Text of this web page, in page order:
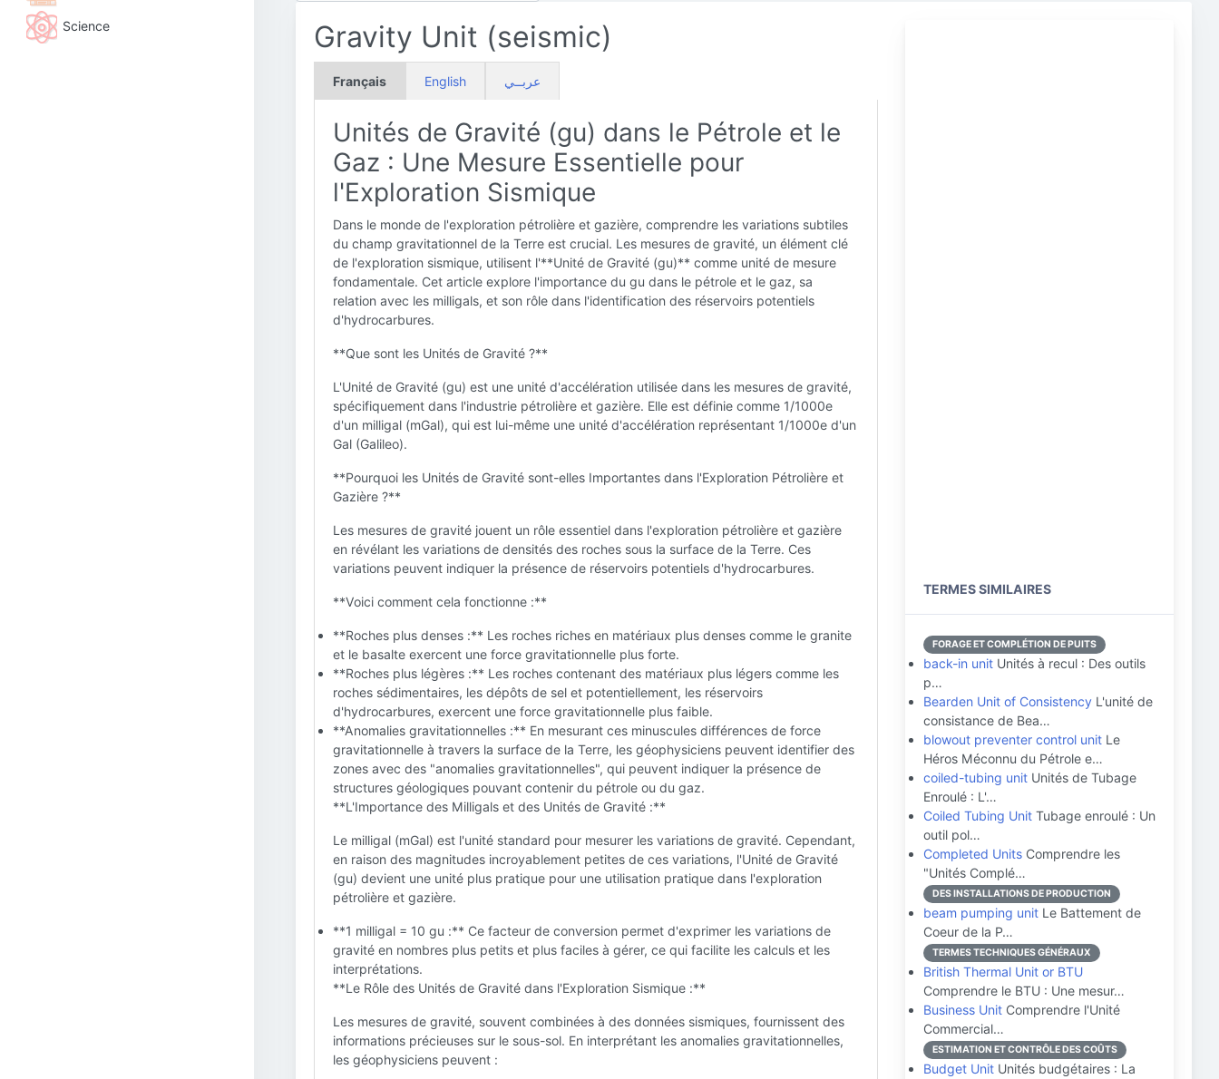
Science Gravity Unit (seismic)
Français English عربــي
Unités de Gravité (gu) dans le Pétrole et le
Gaz : Une Mesure Essentielle pour
l'Exploration Sismique
Dans le monde de l'exploration pétrolière et gazière, comprendre les variations subtiles
du champ gravitationnel de la Terre est crucial. Les mesures de gravité, un élément clé
de l'exploration sismique, utilisent l'**Unité de Gravité (gu)** comme unité de mesure
fondamentale. Cet article explore l'importance du gu dans le pétrole et le gaz, sa
relation avec les milligals, et son rôle dans l'identification des réservoirs potentiels
d'hydrocarbures.
**Que sont les Unités de Gravité ?**
L'Unité de Gravité (gu) est une unité d'accélération utilisée dans les mesures de gravité,
spécifiquement dans l'industrie pétrolière et gazière. Elle est définie comme 1/1000e
d'un milligal (mGal), qui est lui-même une unité d'accélération représentant 1/1000e d'un
Gal (Galileo).
**Pourquoi les Unités de Gravité sont-elles Importantes dans l'Exploration Pétrolière et
Gazière ?**
Les mesures de gravité jouent un rôle essentiel dans l'exploration pétrolière et gazière
en révélant les variations de densités des roches sous la surface de la Terre. Ces
variations peuvent indiquer la présence de réservoirs potentiels d'hydrocarbures.
**Voici comment cela fonctionne :**
**Roches plus denses :** Les roches riches en matériaux plus denses comme le granite
et le basalte exercent une force gravitationnelle plus forte.
**Roches plus légères :** Les roches contenant des matériaux plus légers comme les
roches sédimentaires, les dépôts de sel et potentiellement, les réservoirs
d'hydrocarbures, exercent une force gravitationnelle plus faible.
**Anomalies gravitationnelles :** En mesurant ces minuscules différences de force
gravitationnelle à travers la surface de la Terre, les géophysiciens peuvent identifier des
zones avec des "anomalies gravitationnelles", qui peuvent indiquer la présence de
structures géologiques pouvant contenir du pétrole ou du gaz.
**L'Importance des Milligals et des Unités de Gravité :**
Le milligal (mGal) est l'unité standard pour mesurer les variations de gravité. Cependant,
en raison des magnitudes incroyablement petites de ces variations, l'Unité de Gravité
(gu) devient une unité plus pratique pour une utilisation pratique dans l'exploration
pétrolière et gazière.
**1 milligal = 10 gu :** Ce facteur de conversion permet d'exprimer les variations de
gravité en nombres plus petits et plus faciles à gérer, ce qui facilite les calculs et les
interprétations.
**Le Rôle des Unités de Gravité dans l'Exploration Sismique :**
Les mesures de gravité, souvent combinées à des données sismiques, fournissent des
informations précieuses sur le sous-sol. En interprétant les anomalies gravitationnelles,
les géophysiciens peuvent :
TERMES SIMILAIRES
FORAGE ET COMPLÉTION DE PUITS
back-in unit Unités à recul : Des outils
p…
Bearden Unit of Consistency L'unité de
consistance de Bea…
blowout preventer control unit Le
Héros Méconnu du Pétrole e…
coiled-tubing unit Unités de Tubage
Enroulé : L'…
Coiled Tubing Unit Tubage enroulé : Un
outil pol…
Completed Units Comprendre les
"Unités Complé…
DES INSTALLATIONS DE PRODUCTION
beam pumping unit Le Battement de
Coeur de la P…
TERMES TECHNIQUES GÉNÉRAUX
British Thermal Unit or BTU
Comprendre le BTU : Une mesur…
Business Unit Comprendre l'Unité
Commercial…
ESTIMATION ET CONTRÔLE DES COÛTS
Budget Unit Unités budgétaires : La